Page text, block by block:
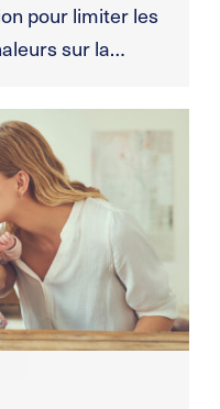
pour limiter les
sur la…